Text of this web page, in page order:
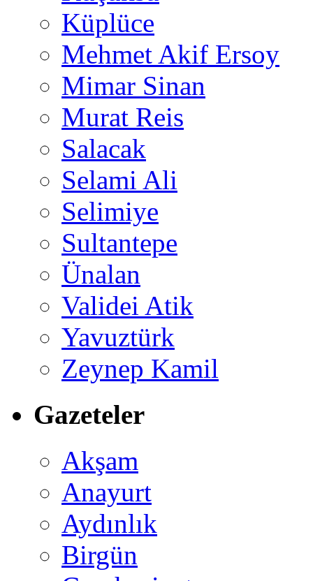
Küplüce
Mehmet Akif Ersoy
Mimar Sinan
Murat Reis
Salacak
Selami Ali
Selimiye
Sultantepe
Ünalan
Validei Atik
Yavuztürk
Zeynep Kamil
Gazeteler
Akşam
Anayurt
Aydınlık
Birgün